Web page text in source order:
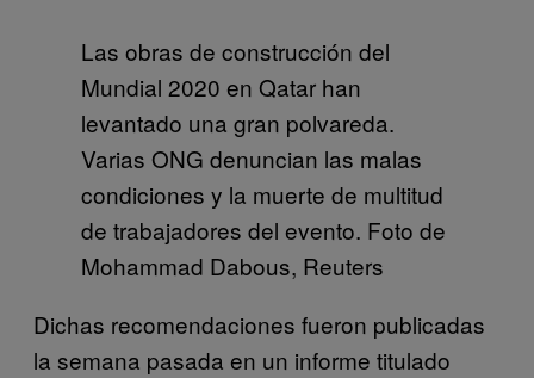
Las obras de construcción del
Mundial 2020 en Qatar han
levantado una gran polvareda.
Varias ONG denuncian las malas
condiciones y la muerte de multitud
de trabajadores del evento. Foto de
Mohammad Dabous, Reuters
Dichas recomendaciones fueron publicadas
la semana pasada en un informe titulado